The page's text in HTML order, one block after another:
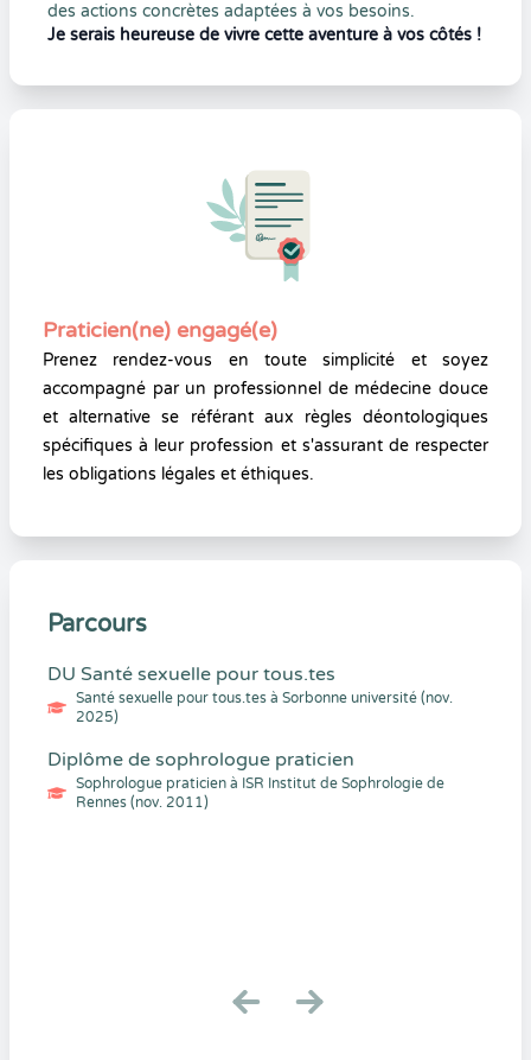
des actions concrètes adaptées à vos besoins.
Je serais heureuse de vivre cette aventure à vos côtés !
Praticien(ne) engagé(e)
Prenez rendez-vous en toute simplicité et soyez
accompagné par un professionnel de médecine douce
et alternative se référant aux règles déontologiques
spécifiques à leur profession et s'assurant de respecter
les obligations légales et éthiques.
Parcours
DU Santé sexuelle pour tous.tes
Santé sexuelle pour tous.tes à Sorbonne université (nov.
2025)
Diplôme de sophrologue praticien
Sophrologue praticien à ISR Institut de Sophrologie de
Rennes (nov. 2011)